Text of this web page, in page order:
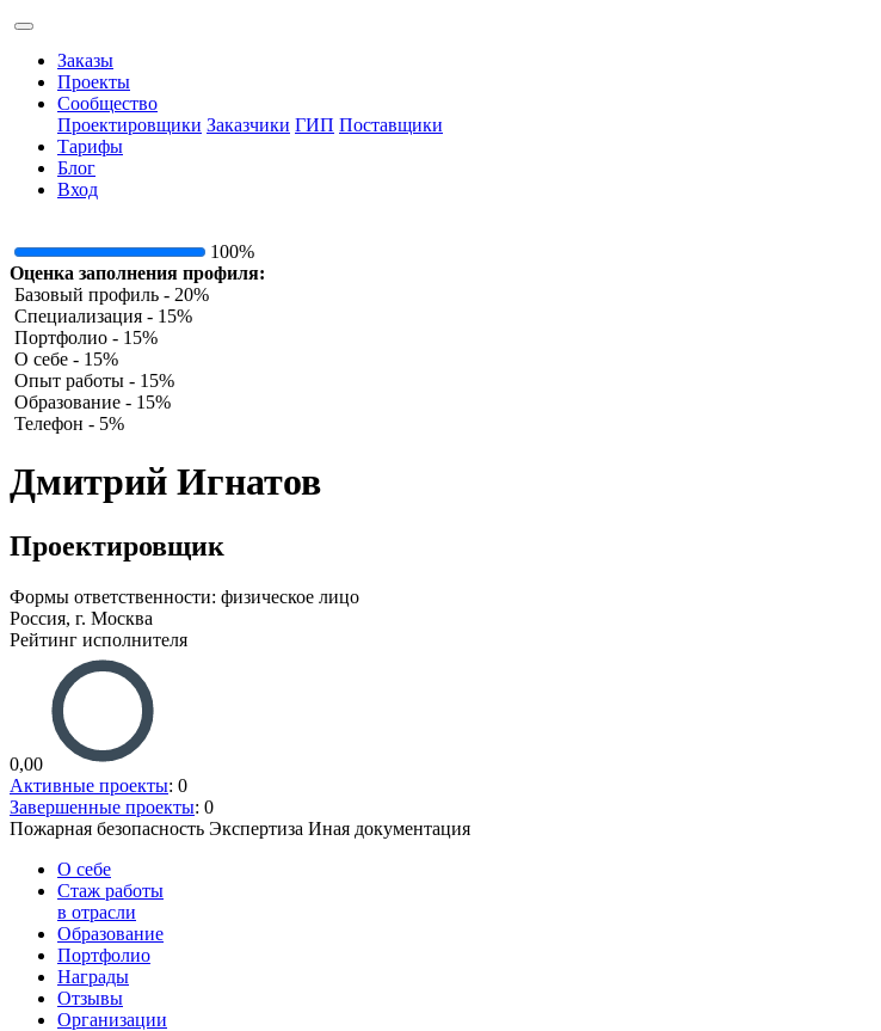
Заказы
Проекты
Сообщество
Проектировщики Заказчики ГИП Поставщики
Тарифы
Блог
Вход
100%
Оценка заполнения профиля:
Базовый профиль - 20%
Специализация - 15%
Портфолио - 15%
О себе - 15%
Опыт работы - 15%
Образование - 15%
Телефон - 5%
Дмитрий Игнатов
Проектировщик
Формы ответственности: физическое лицо
Россия, г. Москва
Рейтинг исполнителя
0,00
Активные проекты: 0
Завершенные проекты: 0
Пожарная безопасность Экспертиза Иная документация
О себе
Стаж работы
в отрасли
Образование
Портфолио
Награды
Отзывы
Организации